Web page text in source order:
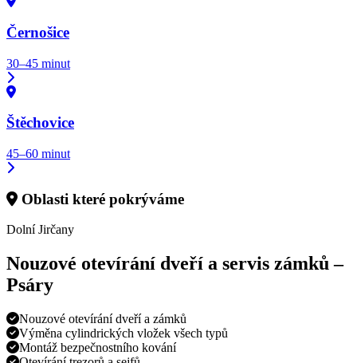
Černošice
30–45 minut
Štěchovice
45–60 minut
Oblasti které pokrýváme
Dolní Jirčany
Nouzové otevírání dveří a servis zámků –
Psáry
Nouzové otevírání dveří a zámků
Výměna cylindrických vložek všech typů
Montáž bezpečnostního kování